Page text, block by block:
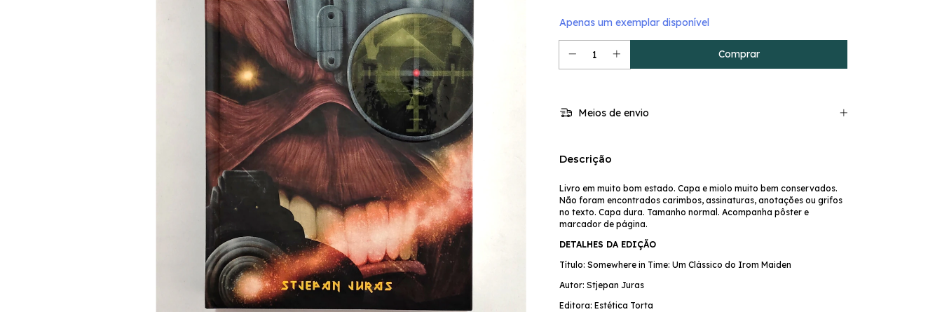
Apenas um exemplar disponível
Meios de envio
Descrição
Livro em muito bom estado. Capa e miolo muito bem conservados.
Não foram encontrados carimbos, assinaturas, anotações ou grifos
no texto. Capa dura. Tamanho normal. Acompanha pôster e
marcador de página.
DETALHES DA EDIÇÃO
Título: Somewhere in Time: Um Clássico do Irom Maiden
Autor: Stjepan Juras
Editora: Estética Torta